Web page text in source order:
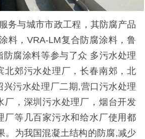
务与城市市政工程，其防腐产品
料，VRA-LM复合防腐涂料，鲁
防腐涂料等参与了众 多污水处理
北郊污水处理厂，长春南郊，北
兴污水处理厂二期,营口污水处理
厂，深圳污水处理厂，烟台开发
厂等几百家污水和给水厂使用都
。为我国混凝土结构的防腐,减少